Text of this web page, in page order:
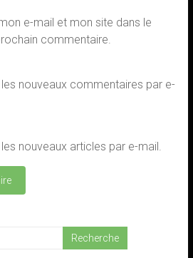
e-mail et mon site dans le
commentaire.
nouveaux commentaires par e-
nouveaux articles par e-mail.